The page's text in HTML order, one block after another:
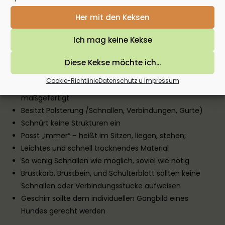
Her mit den Keksen
Ich mag keine Kekse
Diese Kekse möchte ich...
Cookie-RichtlinieDatenschutz u Impressum
Vordergliedmaßen
Besitzt einen breiten Bruststeg zur Druckverteilung der
Verursacht weder Reibung, noch Druck, Schmerz oder
unnötige Reize
Ist flexibel einstellbar oder vom Fachmann
maßgefertigt
Besitzt Polsterung /Schnallen, Verbindungen, Gurte)
Schnürt keine Strukturen ein
Passt „immer“ – heißt im Sitzen, liegen, stehen;
Leichtes und schnell trocknendes Material
So wenig Schnallen wie möglich, soviel wie nötig
Brustkorb, Brustbein, und Schulterblatt sollten keine
Schnallen oder Verbindungsstücke aufweisen
Geschirr sollte dem individuellen Gangbild eines
Hundes gerecht werden